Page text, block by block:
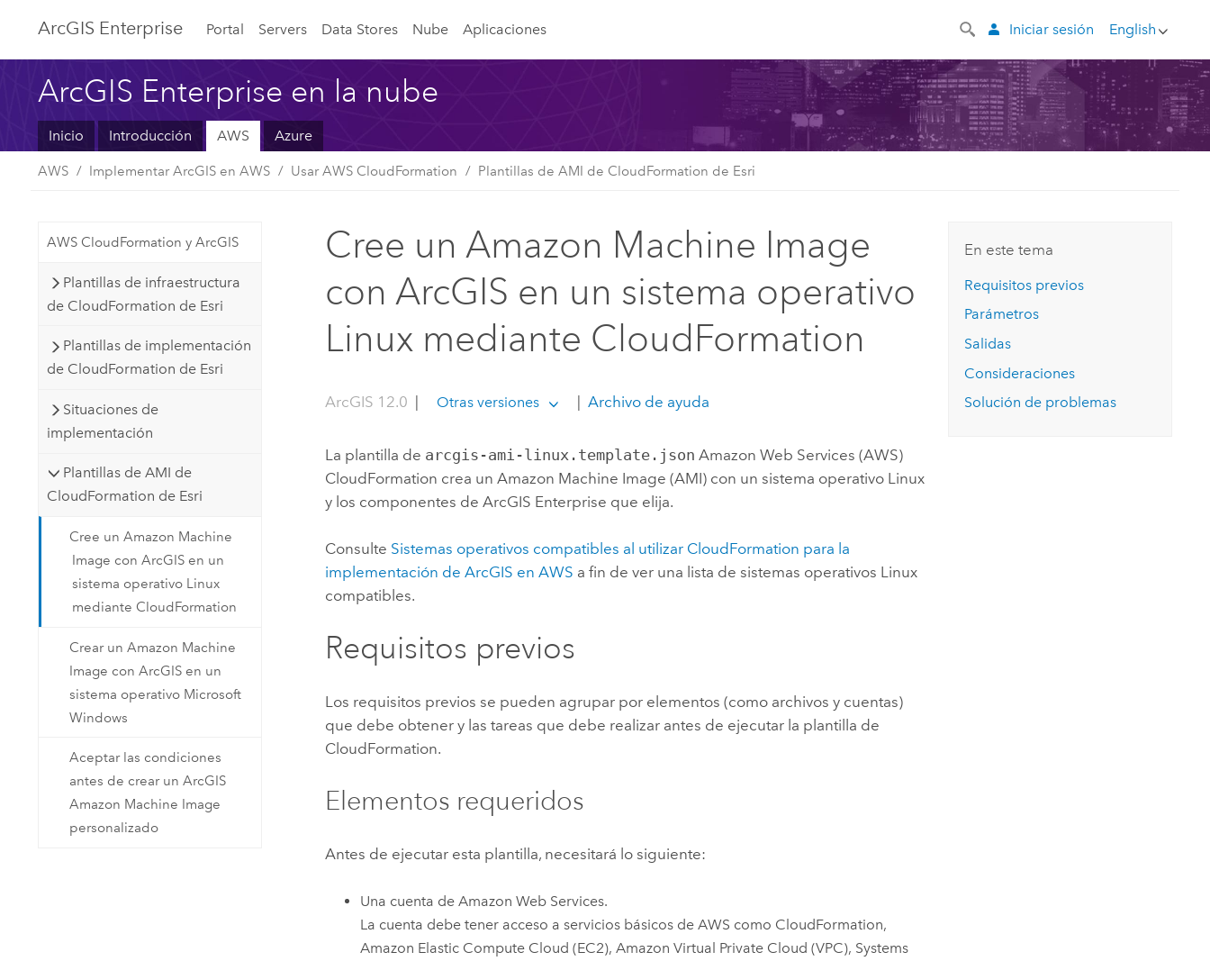
ArcGIS Enterprise Portal Servers Data Stores Nube Aplicaciones English
Iniciar sesión
ArcGIS Enterprise en la nube
Inicio Introducción AWS Azure
AWS Implementar ArcGIS en AWS Usar AWS CloudFormation Plantillas de AMI de CloudFormation de Esri
AWS CloudFormation y ArcGIS
Plantillas de infraestructura
de CloudFormation de Esri
Plantillas de implementación
de CloudFormation de Esri
Situaciones de
implementación
Plantillas de AMI de
CloudFormation de Esri
Cree un Amazon Machine
Image con ArcGIS en un
sistema operativo Linux
mediante CloudFormation
Crear un Amazon Machine
Image con ArcGIS en un
sistema operativo Microsoft
Windows
Aceptar las condiciones
antes de crear un ArcGIS
Amazon Machine Image
personalizado
Cree un Amazon Machine Image
con ArcGIS en un sistema operativo
Linux mediante CloudFormation
ArcGIS 12.0 | Otras versiones | Archivo de ayuda
La plantilla de arcgis-ami-linux.template.json Amazon Web Services (AWS)
CloudFormation crea unAmazon Machine Image (AMI) con un sistema operativo Linux
y los componentes deArcGIS Enterprise que elija.
Consulte Sistemas operativos compatibles al utilizar CloudFormation para la
implementación de ArcGIS enAWS a fin de ver una lista de sistemas operativos Linux
compatibles.
Requisitos previos
Los requisitos previos se pueden agrupar por elementos (como archivos y cuentas)
que debe obtener y las tareas que debe realizar antes de ejecutar la plantilla de
CloudFormation.
Elementos requeridos
Antes de ejecutar esta plantilla, necesitará lo siguiente:
Una cuenta de Amazon Web Services.
La cuenta debe tener acceso a servicios básicos de AWS como CloudFormation,
Amazon Elastic Compute Cloud (EC2), Amazon Virtual Private Cloud (VPC), Systems
En este tema
Requisitos previos
Parámetros
Salidas
Consideraciones
Solución de problemas